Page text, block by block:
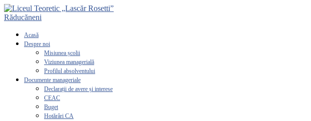
Acasă
Despre noi
Misiunea școlii
Viziunea managerială
Profilul absolventului
Documente manageriale
Declarații de avere și interese
CEAC
Buget
Hotărâri CA